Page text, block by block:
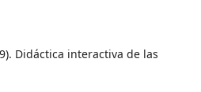
Didáctica interactiva de las